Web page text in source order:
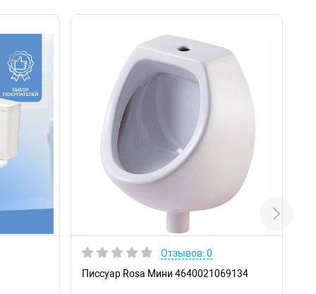
Отзывов: 0
Писсуар Rosa Мини 4640021069134